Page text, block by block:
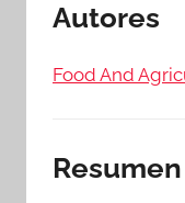
Autores
Food And